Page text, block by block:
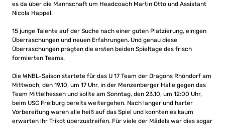
es da über die Mannschaft um Headcoach Martin Otto und Assistant
Nicola Happel.
15 junge Talente auf der Suche nach einer guten Platzierung, einigen
Überraschungen und neuen Erfahrungen. Und genau diese
Überraschungen prägten die ersten beiden Spieltage des frisch
formierten Teams.
Die WNBL-Saison startete für das U 17 Team der Dragons Rhöndorf am
Mittwoch, den 19.10, um 17 Uhr, in der Menzenberger Halle gegen das
Team Mittelhessen und sollte am Sonntag, den 23.10, um 12:00 Uhr,
beim USC Freiburg bereits weitergehen. Nach langer und harter
Vorbereitung waren alle heiß auf das Spiel und konnten es kaum
erwarten ihr Trikot überzustreifen. Für viele der Mädels war dies sogar